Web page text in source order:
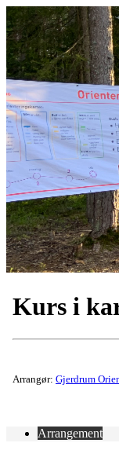
Kurs i
Arrangør: Gjerdrum
Arrangement